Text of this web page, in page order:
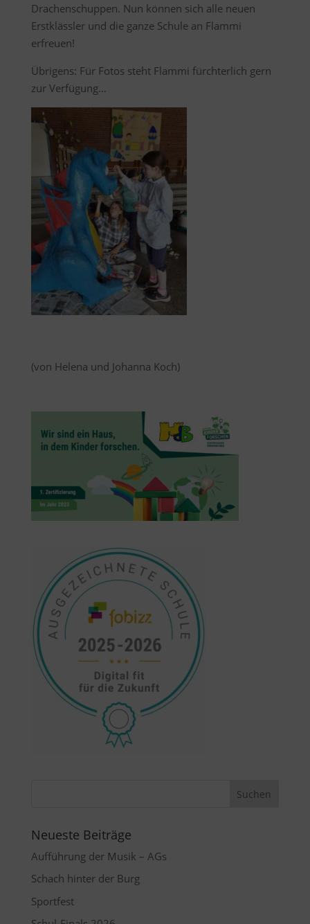
Drachenschuppen. Nun können sich alle neuen
Erstklässler und die ganze Schule an Flammi
erfreuen!
Übrigens: Für Fotos steht Flammi fürchterlich gern
zur Verfügung…
(von Helena und Johanna Koch)
Neueste Beiträge
Aufführung der Musik – AGs
Schach hinter der Burg
Sportfest